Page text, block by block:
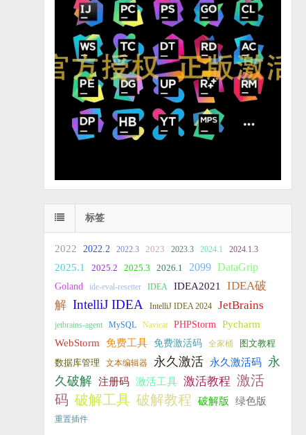
标签
2022 2022.2 2022.3 2023 2023.3 2024.1 2024.1.3
2025.1 2025.2 2025.3 2026.1 2099 DataGrip
Goland ide-eval-resetter IDEA IDEA2021
IDEA破
解 IntelliJ IDEA IntelliJ IDEA 2024 JetBrains
jetbrains-agent MySQL Navicat PHPStorm Pycharm
WebStorm 免费工具 免费激活码 全家桶 图文教程
数据库管理 文本编辑器 永久激活 永久激活码
永
久破解 注册码 激活工具 激活教程 激活
码 破解工具 破解教程 破解版 绿色版
重置插件